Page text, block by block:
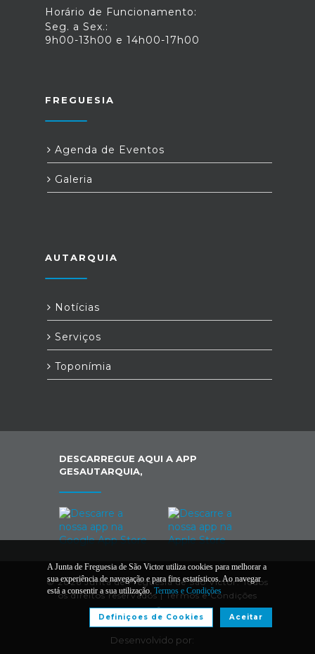
Horário de Funcionamento:
Seg. a Sex.:
9h00-13h00 e 14h00-17h00
FREGUESIA
Agenda de Eventos
Galeria
AUTARQUIA
Notícias
Serviços
Toponímia
DESCARREGUE AQUI A APP
GESAUTARQUIA,
© 2026 Junta de Freguesia de São Victor. Todos
os direitos reservados |Termos e Condições
Desenvolvido por:
A Junta de Freguesia de São Victor utiliza cookies para melhorar a
sua experiência de navegação e para fins estatísticos. Ao navegar
está a consentir a sua utilização. Termos e Condições
Aceitar
Definiçoes de Cookies